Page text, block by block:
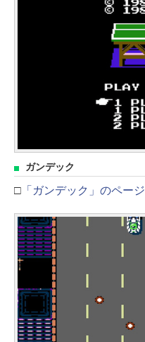
ガンデック
□ 「ガンデック」のページ